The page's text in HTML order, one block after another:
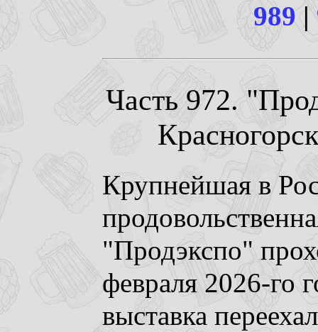
989|
Часть 972.
Крупнейшая в
"Продэкспо"
февраля 2026-го
выставка